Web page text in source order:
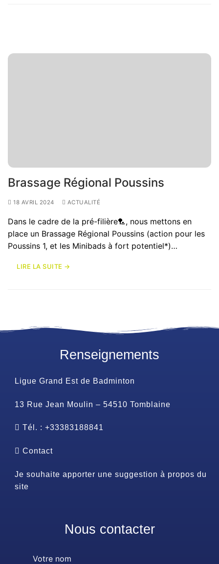
Brassage Régional Poussins
18 AVRIL 2024 ACTUALITÉ
Dans le cadre de la pré-filière🏸, nous mettons en
place un Brassage Régional Poussins (action pour les
Poussins 1, et les Minibads à fort potentiel*)…
LIRE LA SUITE →
Renseignements
Ligue Grand Est de Badminton
13 Rue Jean Moulin – 54510 Tomblaine
Tél. : +33383188841
Contact
Je souhaite apporter une suggestion à propos du
site
Nous contacter
Votre nom